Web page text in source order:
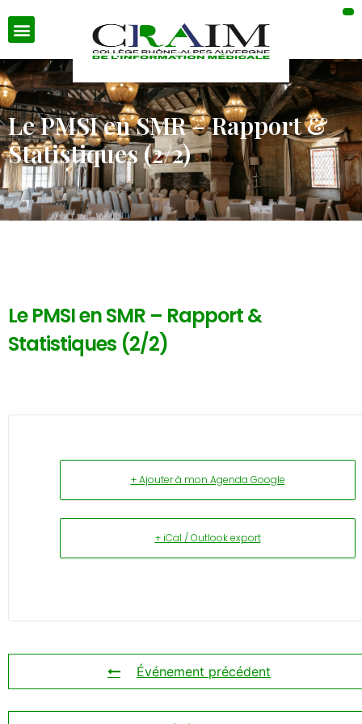
Le PMSI en SMR – Rapport &
Statistiques (2/2)
Le PMSI en SMR – Rapport &
Statistiques (2/2)
+ Ajouter à mon Agenda Google
+ iCal / Outlook export
Événement précédent